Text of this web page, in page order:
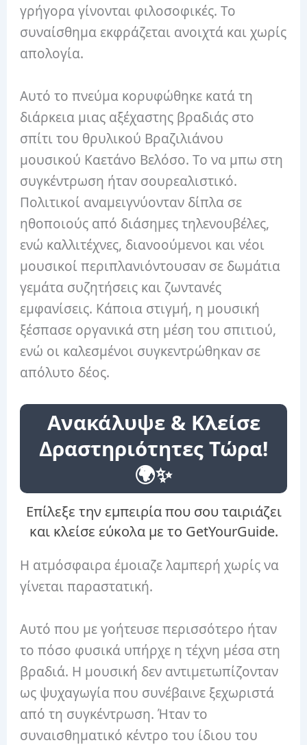
γρήγορα γίνονται φιλοσοφικές. Το
συναίσθημα εκφράζεται ανοιχτά και χωρίς
απολογία.
Αυτό το πνεύμα κορυφώθηκε κατά τη
διάρκεια μιας αξέχαστης βραδιάς στο
σπίτι του θρυλικού Βραζιλιάνου
μουσικού Καετάνο Βελόσο. Το να μπω στη
συγκέντρωση ήταν σουρεαλιστικό.
Πολιτικοί αναμειγνύονταν δίπλα σε
ηθοποιούς από διάσημες τηλενουβέλες,
ενώ καλλιτέχνες, διανοούμενοι και νέοι
μουσικοί περιπλανιόντουσαν σε δωμάτια
γεμάτα συζητήσεις και ζωντανές
εμφανίσεις. Κάποια στιγμή, η μουσική
ξέσπασε οργανικά στη μέση του σπιτιού,
ενώ οι καλεσμένοι συγκεντρώθηκαν σε
απόλυτο δέος.
Ανακάλυψε & Κλείσε
Δραστηριότητες Τώρα!
🌍✨
Επίλεξε την εμπειρία που σου ταιριάζει
και κλείσε εύκολα με το GetYourGuide.
Η ατμόσφαιρα έμοιαζε λαμπερή χωρίς να
γίνεται παραστατική.
Αυτό που με γοήτευσε περισσότερο ήταν
το πόσο φυσικά υπήρχε η τέχνη μέσα στη
βραδιά. Η μουσική δεν αντιμετωπίζονταν
ως ψυχαγωγία που συνέβαινε ξεχωριστά
από τη συγκέντρωση. Ήταν το
συναισθηματικό κέντρο του ίδιου του